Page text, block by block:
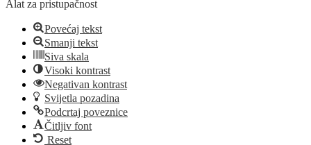
Alat za pristupačnost
Povećaj tekst
Smanji tekst
Siva skala
Visoki kontrast
Negativan kontrast
Svijetla pozadina
Podcrtaj poveznice
Čitljiv font
Reset